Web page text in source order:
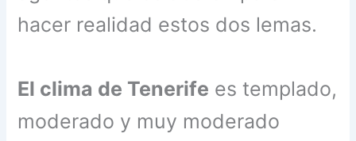
hacer realidad estos dos lemas.
El clima de Tenerife es templado,
moderado y muy moderado